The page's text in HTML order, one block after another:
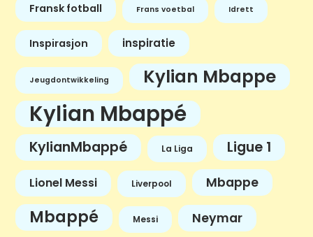
Fransk fotball Frans voetbal Idrett
Inspirasjon inspiratie
Jeugdontwikkeling Kylian Mbappe
Kylian Mbappé
KylianMbappé La Liga Ligue 1
Lionel Messi Liverpool Mbappe
Mbappé Messi Neymar